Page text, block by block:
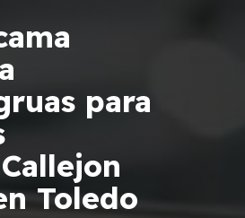
para
Toledo